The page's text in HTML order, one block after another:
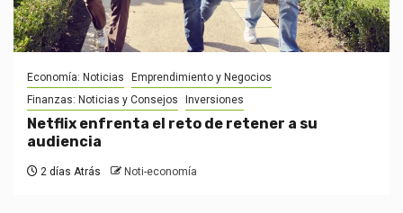
Economía: Noticias
Emprendimiento y Negocios
Finanzas: Noticias y Consejos
Inversiones
Netflix enfrenta el reto de retener a su
audiencia
2 días Atrás Noti-economía